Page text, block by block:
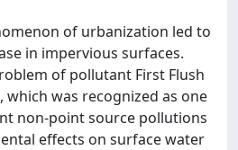
of urbanization led to
in impervious surfaces.
of pollutant First Flush
which was recognized as one
non-point source pollutions
effects on surface water